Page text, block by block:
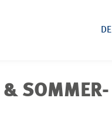
DE
& SOMMER-